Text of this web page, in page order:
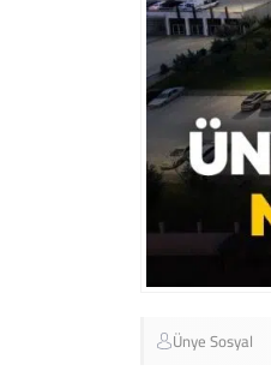
Ünye Sosyal